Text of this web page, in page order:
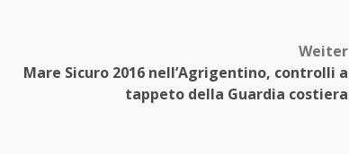
Weiter
Mare Sicuro 2016 nell’Agrigentino, controlli a
tappeto della Guardia costiera